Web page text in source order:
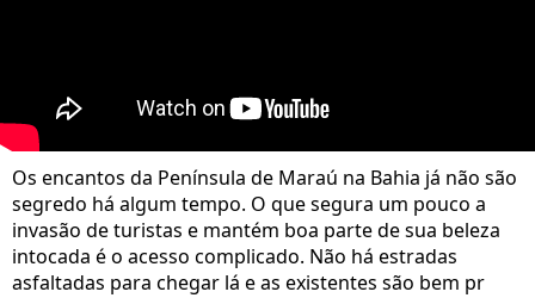
Os encantos da Península de Maraú na Bahia já não são
segredo há algum tempo. O que segura um pouco a
invasão de turistas e mantém boa parte de sua beleza
intocada é o acesso complicado. Não há estradas
asfaltadas para chegar lá e as existentes são bem pr